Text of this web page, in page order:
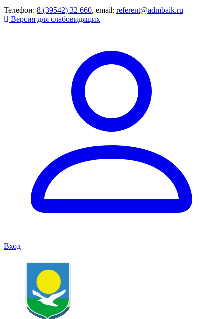
Телефон: 8 (39542) 32 660, email: referent@admbaik.ru
Версия для слабовидящих
Вход